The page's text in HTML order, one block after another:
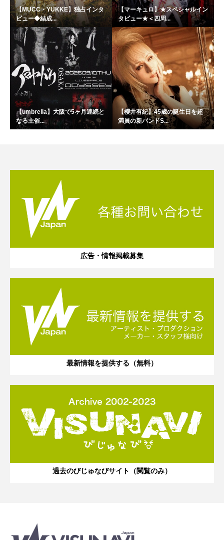
【MUCC・YUKKE】独占インタ
ビュー◆結成...
【マーキュロ】★スペシャルイン
タビュー★＜四周...
【umbrella】大阪で5ヶ月連続と
なる主催...
【櫻井有紀】45歳の誕生日を超
満員の新バンドS...
広告・情報掲載募集
最新情報を提供する（無料）
過去のびじゅなびサイト（閲覧のみ）